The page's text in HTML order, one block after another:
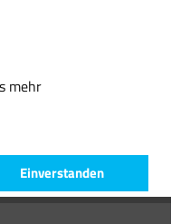
Seife
für Reisen
100 ml
mehr
Einverstanden